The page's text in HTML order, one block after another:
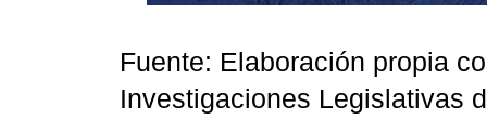
Fuente: Elaboración propia
Investigaciones Legislativas